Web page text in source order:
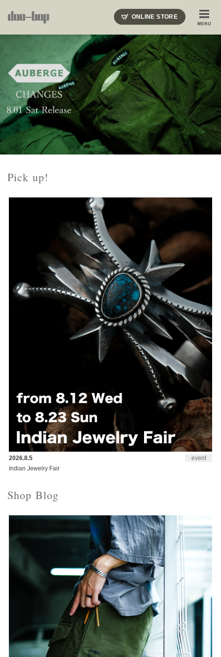
SHOP BLOG STAFF BLOG
NAKAJIMA'S BLOG
TSUKAMOTO'S BLOG
ROOTS
COLUMN SNAP ACCESS CONTACT
ONLINE STORE
Pick up!
event
2026.8.5
Indian Jewelry Fair
Shop Blog